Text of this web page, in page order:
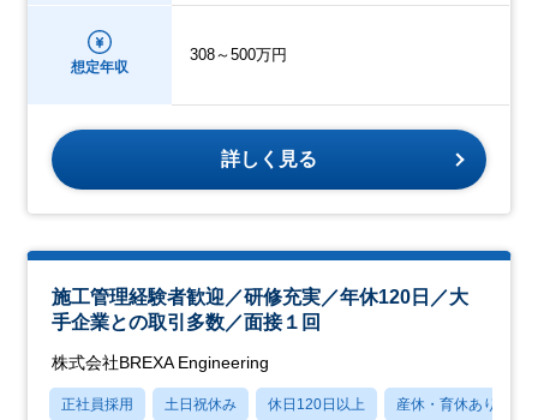
想定年収
308～500万円
詳しく見る
施工管理経験者歓迎／研修充実／年休120日／大
手企業との取引多数／面接１回
株式会社BREXA Engineering
正社員採用 土日祝休み 休日120日以上 産休・育休あり